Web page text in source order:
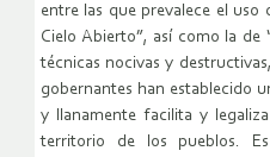
entre las que prevalece el uso
Cielo Abierto”, así como la de
técnicas nocivas y
gobernantes han establecido
y llanamente facilita y
territorio de los pueblos.